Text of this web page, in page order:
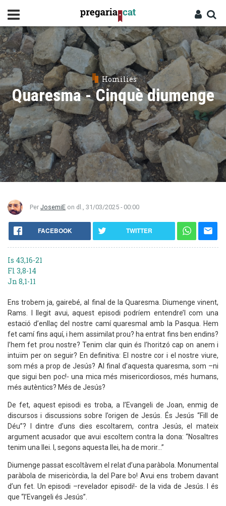
contingut
Entra
Cercador
Homilies
Quaresma - Cinquè diumenge
Per JosemiE on dl., 31/03/2025 - 00:00
FACEBOOK TWITTER
Is 43,16-21
Fl 3,8-14
Jn 8,1-11
Ens trobem ja, gairebé, al final de la Quaresma. Diumenge vinent,
Rams. I llegit avui, aquest episodi podríem entendre’l com una
estació d’enllaç del nostre camí quaresmal amb la Pasqua. Hem
fet camí fins aquí, i hem assimilat prou? ha entrat fins ben endins?
l’hem fet prou nostre? Tenim clar quin és l’horitzó cap on anem i
intuïm per on seguir? En definitiva: El nostre cor i el nostre viure,
som més a prop de Jesús? Al final d’aquesta quaresma, som –ni
que sigui ben poc!- una mica més misericordiosos, més humans,
més autèntics? Més de Jesús?
De fet, aquest episodi es troba, a l’Evangeli de Joan, enmig de
discursos i discussions sobre l’origen de Jesús. És Jesús “Fill de
Déu”? I dintre d’uns dies escoltarem, contra Jesús, el mateix
argument acusador que avui escoltem contra la dona: “Nosaltres
tenim una llei. I, segons aquesta llei, ha de morir...”
Diumenge passat escoltàvem el relat d’una paràbola. Monumental
paràbola de misericòrdia, la del Pare bo! Avui ens trobem davant
d’un fet. Un episodi –revelador episodi!- de la vida de Jesús. I és
que “l’Evangeli és Jesús”.